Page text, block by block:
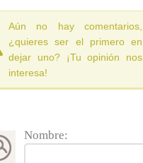
Aún no hay comentarios,
¿quieres ser el primero en
dejar uno? ¡Tu opinión nos
interesa!
Nombre: